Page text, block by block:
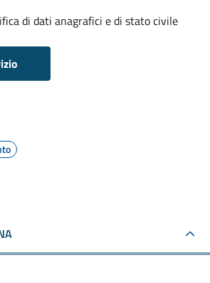
di dati anagrafici e di stato civile